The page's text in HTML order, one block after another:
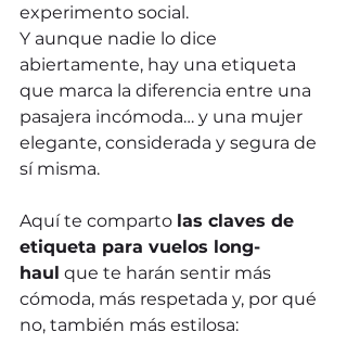
experimento social.
Y aunque nadie lo dice
abiertamente, hay una etiqueta
que marca la diferencia entre una
pasajera incómoda… y una mujer
elegante, considerada y segura de
sí misma.
Aquí te comparto las claves de
etiqueta para vuelos long-
haul que te harán sentir más
cómoda, más respetada y, por qué
no, también más estilosa: